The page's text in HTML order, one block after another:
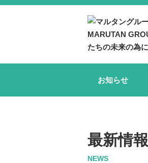
お知らせ
最新情報
NEWS